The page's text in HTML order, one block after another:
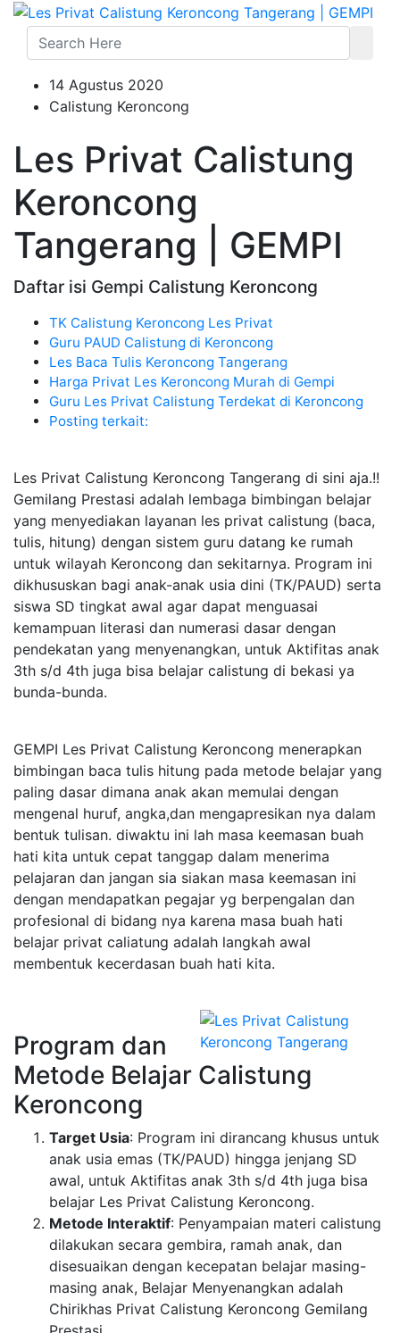
14 Agustus 2020
Calistung Keroncong
Les Privat Calistung
Keroncong
Tangerang | GEMPI
Daftar isi Gempi Calistung Keroncong
TK Calistung Keroncong Les Privat
Guru PAUD Calistung di Keroncong
Les Baca Tulis Keroncong Tangerang
Harga Privat Les Keroncong Murah di Gempi
Guru Les Privat Calistung Terdekat di Keroncong
Posting terkait:
Les Privat Calistung Keroncong Tangerang di sini aja.!!
Gemilang Prestasi adalah lembaga bimbingan belajar
yang menyediakan layanan les privat calistung (baca,
tulis, hitung) dengan sistem guru datang ke rumah
untuk wilayah Keroncong dan sekitarnya. Program ini
dikhususkan bagi anak-anak usia dini (TK/PAUD) serta
siswa SD tingkat awal agar dapat menguasai
kemampuan literasi dan numerasi dasar dengan
pendekatan yang menyenangkan, untuk Aktifitas anak
3th s/d 4th juga bisa belajar calistung di bekasi ya
bunda-bunda.
GEMPI Les Privat Calistung Keroncong menerapkan
bimbingan baca tulis hitung pada metode belajar yang
paling dasar dimana anak akan memulai dengan
mengenal huruf, angka,dan mengapresikan nya dalam
bentuk tulisan. diwaktu ini lah masa keemasan buah
hati kita untuk cepat tanggap dalam menerima
pelajaran dan jangan sia siakan masa keemasan ini
dengan mendapatkan pegajar yg berpengalan dan
profesional di bidang nya karena masa buah hati
belajar privat caliatung adalah langkah awal
membentuk kecerdasan buah hati kita.
Program dan
Metode Belajar Calistung
Keroncong
Target Usia: Program ini dirancang khusus untuk
anak usia emas (TK/PAUD) hingga jenjang SD
awal, untuk Aktifitas anak 3th s/d 4th juga bisa
belajar Les Privat Calistung Keroncong.
Metode Interaktif: Penyampaian materi calistung
dilakukan secara gembira, ramah anak, dan
disesuaikan dengan kecepatan belajar masing-
masing anak, Belajar Menyenangkan adalah
Chirikhas Privat Calistung Keroncong Gemilang